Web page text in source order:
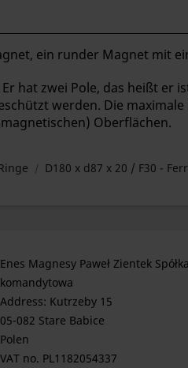
ein runder Magnet mit
hat zwei Pole, das heißt er
werden. Die
Oberflächen.
D180 x d87 x 20 / F30 -
Enes Magnesy Paweł Zientek Spółka
komandytowa
Address: Kutrzeby 15
05-082 Stare Babice
Polen
VAT no. PL1182054337